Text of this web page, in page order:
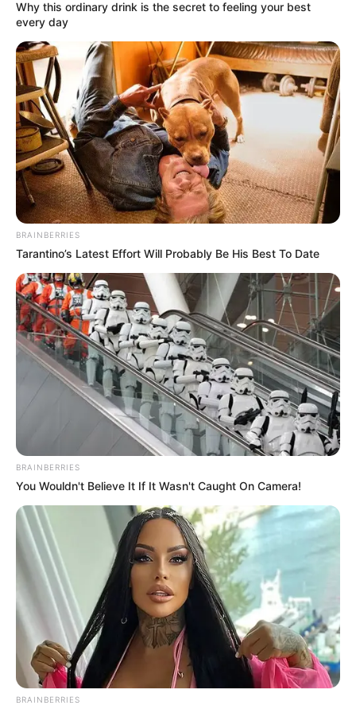
espera que un juez con función de control de garantías
defina su situación judicial.
COMPARTIR
ALERTA BOGOTÁ EN GOOGLE NEWS
TEMAS RELACIONADOS
NOTICIAS CARTAGENA
CARTAGENA
NARCOTRÁFICO
MANTÉNGASE EN ALERTA
Tenemos todas las noticias que le
interesan. Para estar bien informado, por
favor, active las notificaciones de Alerta.
ACTIVAR AHORA
TEMAS DESTACADOS
CORTES DE LUZ EN BOLÍVAR
EL CARMEN DE BOLÍVAR
DUMEK TURBAY
ALCALDÍA DE CARTAGENA
YAMIL ARANA
FEMINICIDIO
Why this ordinary drink is the secret to feeling your best
every day
BRAINBERRIES
Tarantino’s Latest Effort Will Probably Be His Best To Date
BRAINBERRIES
You Wouldn't Believe It If It Wasn't Caught On Camera!
BRAINBERRIES